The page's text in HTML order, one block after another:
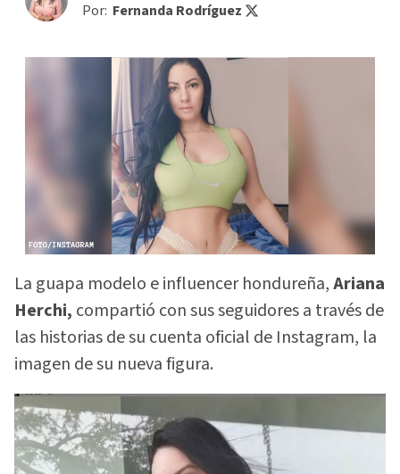
Por: Fernanda Rodríguez
La guapa modelo e influencer hondureña,Ariana
Herchi, compartió con sus seguidores a través de
las historias de su cuenta oficial de Instagram, la
imagen de su nueva figura.